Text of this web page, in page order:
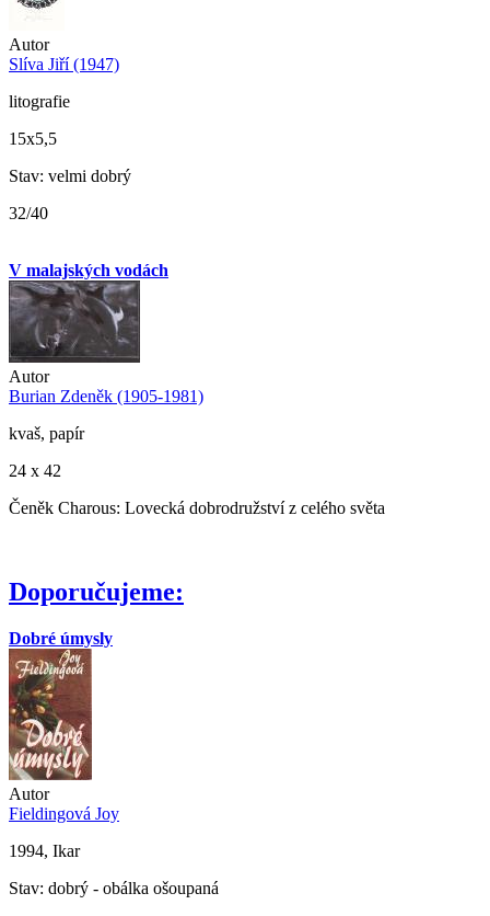
Autor
Slíva Jiří (1947)
litografie
15x5,5
Stav: velmi dobrý
32/40
V malajských vodách
Autor
Burian Zdeněk (1905-1981)
kvaš, papír
24 x 42
Čeněk Charous: Lovecká dobrodružství z celého světa
Doporučujeme:
Dobré úmysly
Autor
Fieldingová Joy
1994, Ikar
Stav: dobrý - obálka ošoupaná